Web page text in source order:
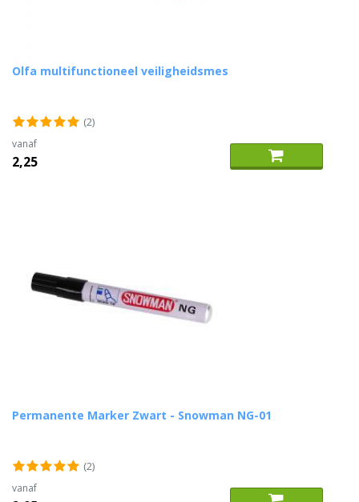
Olfa multifunctioneel veiligheidsmes
(2)
vanaf
2,25
Permanente Marker Zwart - Snowman NG-01
(2)
vanaf